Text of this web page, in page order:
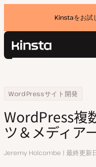
Kinstaをお試
Kinsta®
価格設定
お問い合わせ
検
Home
リソースセンター
WordPressサイト開発
WordPress複数サイトのコ
WordPress複
ツ＆メディア
執
Jeremy Holcombe 最終更新